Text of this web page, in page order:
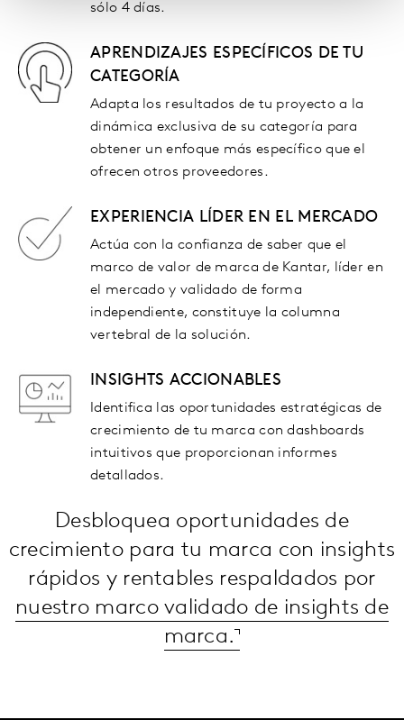
sólo 4 días.
APRENDIZAJES ESPECÍFICOS DE TU
CATEGORÍA
Adapta los resultados de tu proyecto a la
dinámica exclusiva de su categoría para
obtener un enfoque más específico que el
ofrecen otros proveedores.
EXPERIENCIA LÍDER EN EL MERCADO
Actúa con la confianza de saber que el
marco de valor de marca de Kantar, líder en
el mercado y validado de forma
independiente, constituye la columna
vertebral de la solución.
INSIGHTS ACCIONABLES
Identifica las oportunidades estratégicas de
crecimiento de tu marca con dashboards
intuitivos que proporcionan informes
detallados.
Desbloquea oportunidades de
crecimiento para tu marca con insights
rápidos y rentables respaldados por
nuestro marco validado de insights de
marca.